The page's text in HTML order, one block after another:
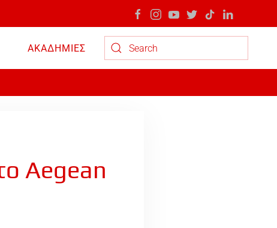
ΑΚΑΔΗΜΙΕΣ
Type 2 or more characters for results.
Aegean